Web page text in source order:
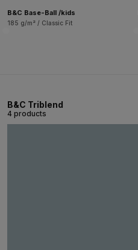
B&C Base-Ball /kids
185 g/m² / Classic Fit
B&C Triblend
4 products